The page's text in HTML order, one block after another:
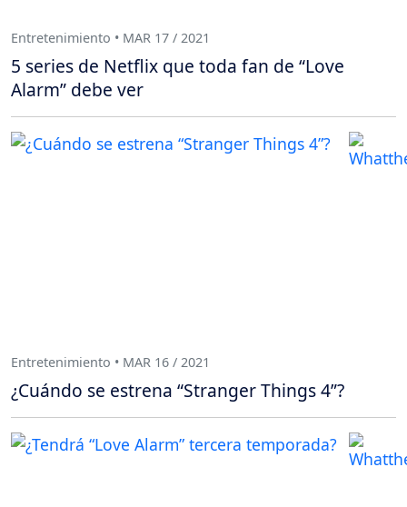
Entretenimiento • MAR 17 / 2021
5 series de Netflix que toda fan de “Love
Alarm” debe ver
Entretenimiento • MAR 16 / 2021
¿Cuándo se estrena “Stranger Things 4”?